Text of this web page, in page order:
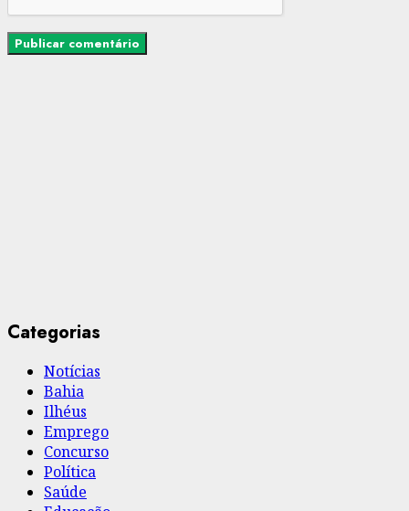
Categorias
Notícias
Bahia
Ilhéus
Emprego
Concurso
Política
Saúde